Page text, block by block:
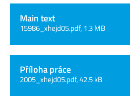
Main text
15986_xhejd05.pdf, 1.3 MB
Příloha práce
2005_xhejd05.pdf, 42.5 kB